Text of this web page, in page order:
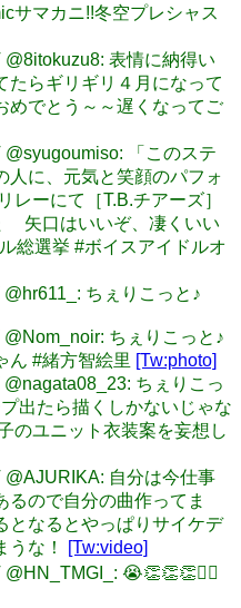
サマカニ!!冬空プレシャス
@8itokuzu8: 表情に納得い
たらギリギリ４月になって
でとう～～遅くなってご
@syugoumiso: 「このステ
人に、元気と笑顔のパフォ
レーにて［T.B.チアーズ］
矢口はいいぞ、凄くいい
総選挙 #ボイスアイドルオ
@hr611_: ちぇりこっと♪
@Nom_noir: ちぇりこっと♪
ん #緒方智絵里 [Tw:photo]
@nagata08_23: ちぇりこっ
出たら描くしかないじゃな
のユニット衣装案を妄想し
@AJURIKA: 自分は今仕事
るので自分の曲作ってま
となるとやっぱりサイケデ
うな！
[Tw:video]
@HN_TMGI_: 😭👏👏👏🙇‍♀️